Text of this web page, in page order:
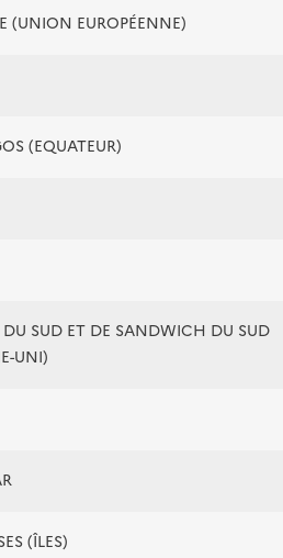
(UNION EUROPÉENNE)
(EQUATEUR)
DU SUD ET DE SANDWICH DU SUD
UNI)
(ÎLES)